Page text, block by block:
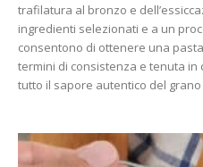
trafilatura al bronzo e
ingredienti selezionati e a un
consentono di ottenere una
termini di consistenza e tenuta in
tutto il sapore autentico del